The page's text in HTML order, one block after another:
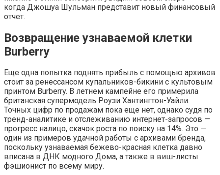
когда Джошуа Шульман представит новый финансовый
отчет.
Возвращение узнаваемой клетки
Burberry
Еще одна попытка поднять прибыль с помощью архивов
стоит за ренессансом купальников-бикини с культовым
принтом Burberry. В летнем кампейне его примерила
британская супермодель Роузи Хантингтон-Уайли.
Точных цифр по продажам пока еще нет, однако судя по
тренд-аналитике и отслеживанию интернет-запросов —
прогресс налицо, скачок роста по поиску на 14%. Это —
один из примеров удачной работы с архивами бренда,
поскольку узнаваемая бежево-красная клетка давно
вписана в ДНК модного Дома, а также в виш-листы
фэшионист по всему миру.